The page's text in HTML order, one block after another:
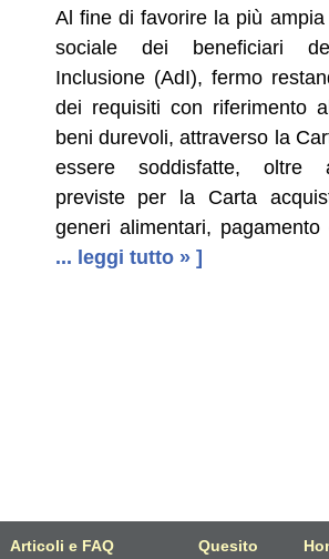
Articoli e FAQ Quesito
Al fine di favorire la più
sociale dei beneficiari
Inclusione (AdI), fermo
dei requisiti con riferimento
beni durevoli, attraverso la
essere soddisfatte, oltre
previste per la Carta
generi alimentari, pagamento
... leggi tutto » ]